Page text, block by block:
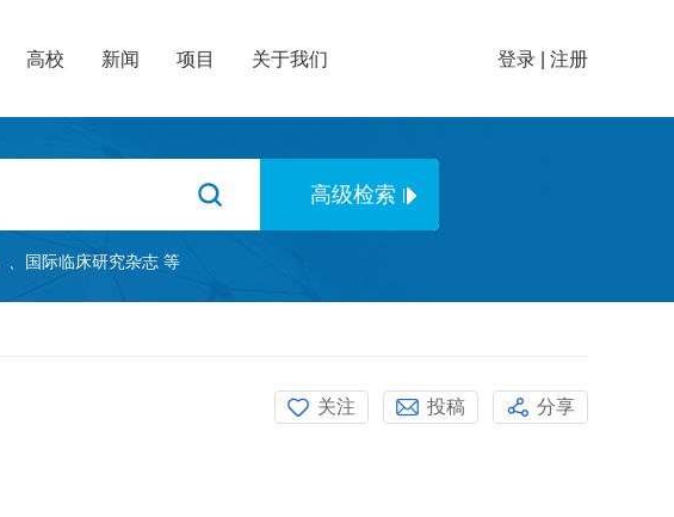
高校 新闻 项目 关于我们 登录 注册
国际临床研究杂志 等
关注 投稿 分享